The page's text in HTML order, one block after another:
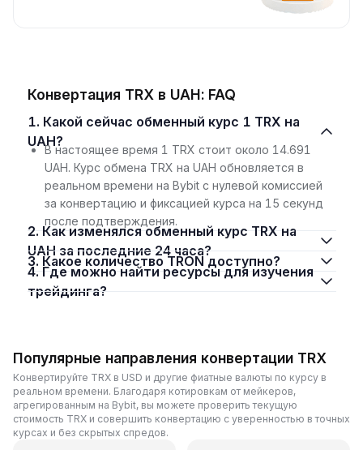
Конвертация TRX в UAH: FAQ
1. Какой сейчас обменный курс 1 TRX на
UAH?
В настоящее время 1 TRX стоит около 14.691
UAH. Курс обмена TRX на UAH обновляется в
реальном времени на Bybit с нулевой комиссией
за конвертацию и фиксацией курса на 15 секунд
после подтверждения.
2. Как изменялся обменный курс TRX на
UAH за последние 24 часа?
3. Какое количество TRON доступно?
4. Где можно найти ресурсы для изучения
трейдинга?
Популярные направления конвертации TRX
Конвертируйте TRX в USD и другие фиатные валюты по курсу в
реальном времени. Благодаря котировкам от мейкеров,
агрегированным на Bybit, вы можете проверить текущую
стоимость TRX и совершить конвертацию с уверенностью в точных
курсах и без скрытых спредов.